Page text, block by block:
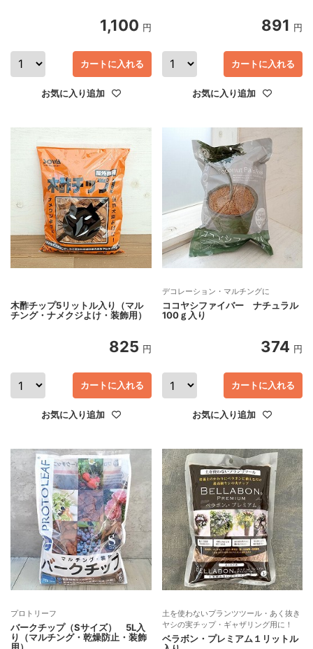
1,100 円
カートに入れる
お気に入り追加
891 円
カートに入れる
お気に入り追加
木酢チップ5リットル入り（マル
チング・ナメクジよけ・装飾用）
825 円
カートに入れる
お気に入り追加
デコレーション・マルチングに
ココヤシファイバー ナチュラル
100ｇ入り
374 円
カートに入れる
お気に入り追加
プロトリーフ
バークチップ（Sサイズ） 5L入
り（マルチング・乾燥防止・装飾
土を使わないプランツツール・あく抜き
ヤシの実チップ・ギャザリング用に！
ベラボン・プレミアム１リットル